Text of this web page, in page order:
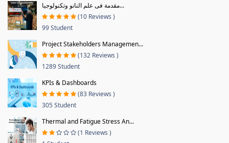
مقدمة فى علم النانو وتكنولوجيا...
(10 Reviews )
99 Student
Project Stakeholders Managemen...
(132 Reviews )
1289 Student
KPIs & Dashboards
(83 Reviews )
305 Student
Thermal and Fatigue Stress An...
(1 Reviews )